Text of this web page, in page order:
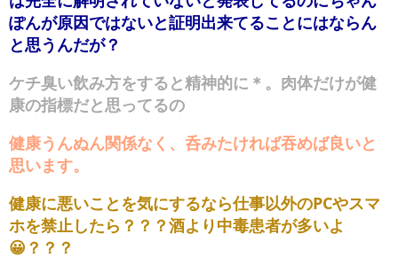
ぽんが原因ではないと証明出来てることにはならん
と思うんだが？
ケチ臭い飲み方をすると精神的に＊。肉体だけが健
康の指標だと思ってるの
健康うんぬん関係なく、呑みたければ吞めば良いと
思います。
健康に悪いことを気にするなら仕事以外のPCやスマ
ホを禁止したら？？？酒より中毒患者が多いよ
😀？？？